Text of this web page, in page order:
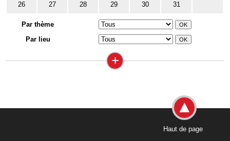
26 27 28 29 30 31
Par thème
Par lieu
+
Haut de page